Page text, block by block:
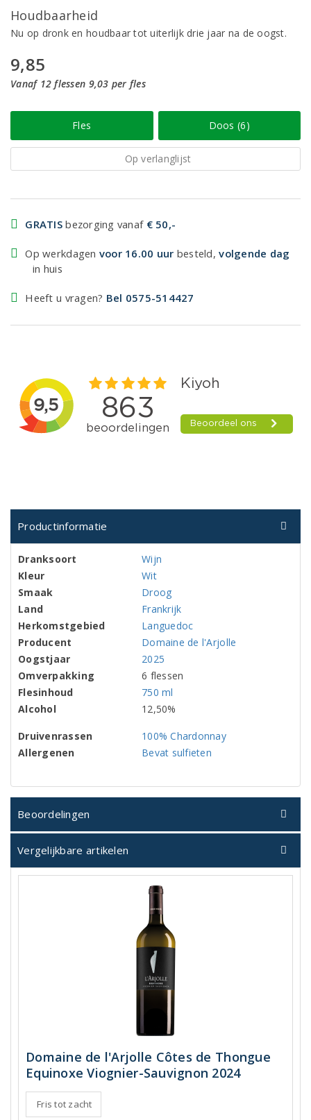
Houdbaarheid
Nu op dronk en houdbaar tot uiterlijk drie jaar na de oogst.
9,85
Vanaf 12 flessen 9,03 per fles
Fles Doos (6)
Op verlanglijst
GRATIS bezorging vanaf € 50,-
Op werkdagen voor 16.00 uur besteld,volgende dag
in huis
Heeft u vragen? Bel 0575-514427
Productinformatie
Dranksoort
Wijn
Kleur
Wit
Smaak
Droog
Land
Frankrijk
Herkomstgebied
Languedoc
Producent
Domaine de l'Arjolle
Oogstjaar
2025
Omverpakking
6 flessen
Flesinhoud
750 ml
Alcohol
12,50%
Druivenrassen
100% Chardonnay
Allergenen
Bevat sulfieten
Beoordelingen
Vergelijkbare artikelen
Domaine de l'Arjolle Côtes de Thongue
Equinoxe Viognier-Sauvignon 2024
Fris tot zacht